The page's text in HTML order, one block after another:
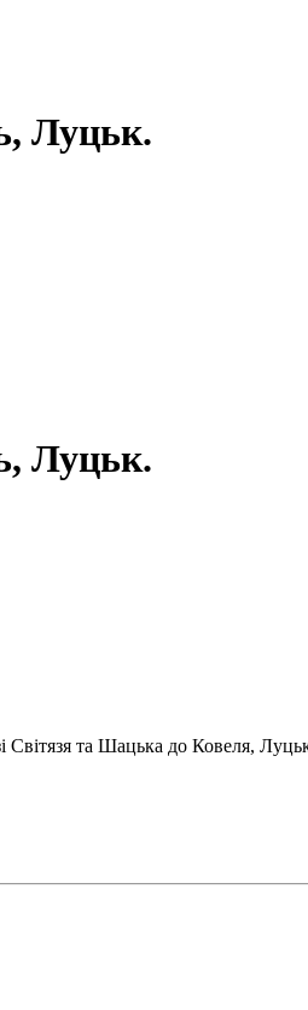
Луцьк.
Луцьк.
та Шацька до Ковеля,